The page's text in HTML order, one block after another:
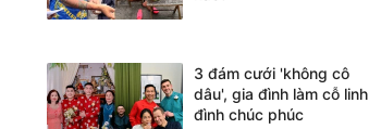
3 đám cưới 'không cô
dâu', gia đình làm cỗ linh
đình chúc phúc